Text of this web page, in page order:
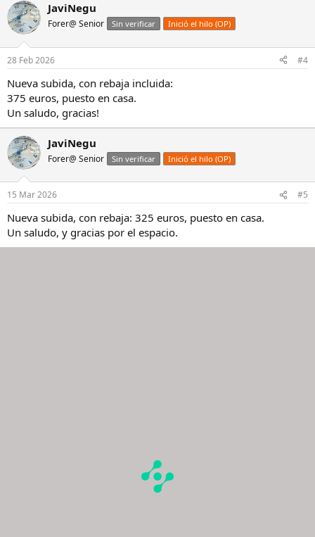
JaviNegu
Forer@ Senior Sin verificar Inició el hilo (OP)
28 Feb 2026 #4
Nueva subida, con rebaja incluida:
375 euros, puesto en casa.
Un saludo, gracias!
JaviNegu
Forer@ Senior Sin verificar Inició el hilo (OP)
15 Mar 2026 #5
Nueva subida, con rebaja: 325 euros, puesto en casa.
Un saludo, y gracias por el espacio.